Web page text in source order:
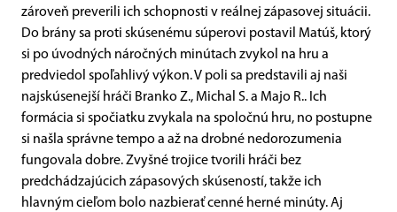
zároveň preverili ich schopnosti v reálnej zápasovej situácii.
Do brány sa proti skúsenému súperovi postavil Matúš, ktorý
si po úvodných náročných minútach zvykol na hru a
predviedol spoľahlivý výkon. V poli sa predstavili aj naši
najskúsenejší hráči Branko Z., Michal S. a Majo R.. Ich
formácia si spočiatku zvykala na spoločnú hru, no postupne
si našla správne tempo a až na drobné nedorozumenia
fungovala dobre. Zvyšné trojice tvorili hráči bez
predchádzajúcich zápasových skúseností, takže ich
hlavným cieľom bolo nazbierať cenné herné minúty. Aj